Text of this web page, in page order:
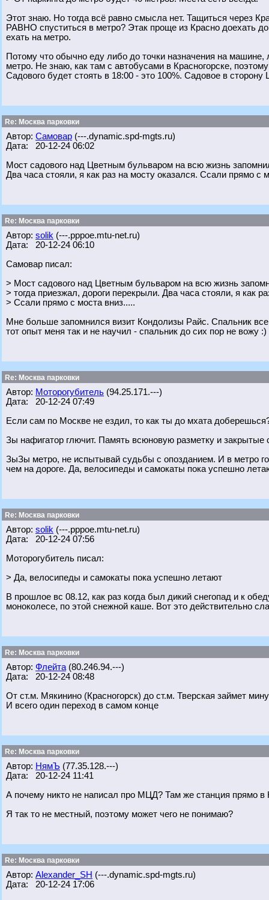
Этот знаю. Но тогда всё равно смысла нет. Тащиться через
РАВНО спуститься в метро? Этак проще из Красно доехать
ехать на метро.
Потому что обычно еду либо до точки назначения на
метро. Не знаю, как там с автобусами в Красногорске,
Садового будет стоять в 18:00 - это 100%. Садовое в сторону
Re: Москва парковки
Автор: Самовар (---.dynamic.spd-mgts.ru)
Дата: 20-12-24 06:02
Мост садового над Цветным бульваром на всю жизнь
Два часа стояли, я как раз на мосту оказался. Ссали прямо с
Re: Москва парковки
Автор: solik (---.pppoe.mtu-net.ru)
Дата: 20-12-24 06:10
Самовар писал:
> Мост садового над Цветным бульваром на всю жизнь
> тогда приезжал, дороги перекрыли. Два часа стояли, я как
> Ссали прямо с моста вниз.....
Мне больше запомнился визит Кондолизы Райс. Спальник
тот опыт меня так и не научил - спальник до сих пор не вожу :)
Re: Москва парковки
Автор: Моторогубитель (94.25.171.---)
Дата: 20-12-24 07:49
Если сам по Москве не ездил, то как ты до мхата
Зы нафигатор глючит. Память всюновую разметку и
ЗыЗы метро, не испытывай судьбы с опозданием. И в метро
чем на дороге. Да, велосипеды и самокаты пока успешно
Re: Москва парковки
Автор: solik (---.pppoe.mtu-net.ru)
Дата: 20-12-24 07:56
Моторогубитель писал:
> Да, велосипеды и самокаты пока успешно летают
В прошлое вс 08.12, как раз когда был дикий снегопад и к
моноколесе, по этой снежной каше. Вот это действительно
Re: Москва парковки
Автор: Флейта (80.246.94.---)
Дата: 20-12-24 08:48
От ст.м. Мякинино (Красногорск) до ст.м. Тверская займет
И всего один переход в самом конце
Re: Москва парковки
Автор: НямЪ (77.35.128.---)
Дата: 20-12-24 11:41
А почему никто не написал про МЦД? Там же станция прямо в
Я так то не местный, поэтому может чего не понимаю?
Re: Москва парковки
Автор: Alexander_SH (---.dynamic.spd-mgts.ru)
Дата: 20-12-24 17:06